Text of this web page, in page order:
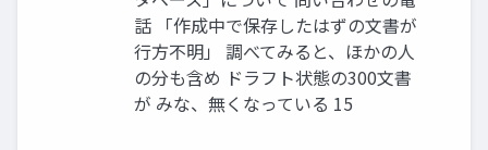
話 「作成中で保存したはずの文書が
行方不明」 調べてみると、ほかの人
の分も含め ドラフト状態の300文書
が みな、無くなっている 15